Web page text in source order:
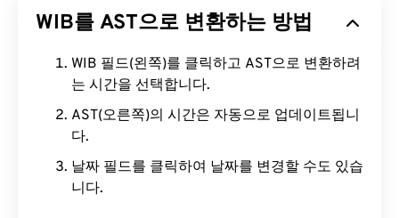
WIB를 AST으로 변환하는 방법
WIB 필드(왼쪽)를 클릭하고 AST으로 변환하려
는 시간을 선택합니다.
AST(오른쪽)의 시간은 자동으로 업데이트됩니
다.
날짜 필드를 클릭하여 날짜를 변경할 수도 있습
니다.